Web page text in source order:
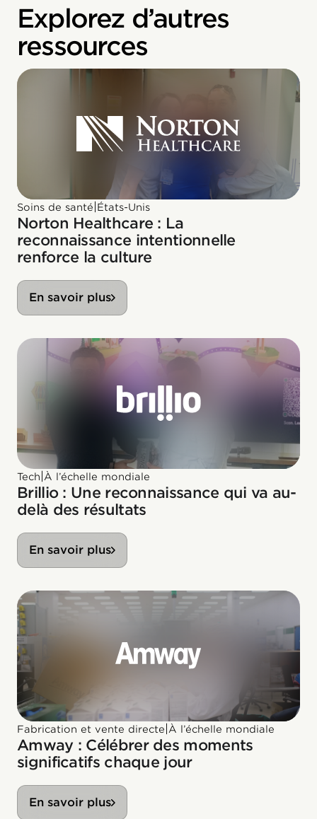
Explorez d’autres
ressources
Soins de santé États-Unis
Norton Healthcare : La
reconnaissance intentionnelle
renforce la culture
En savoir plus
Tech À l’échelle mondiale
Brillio : Une reconnaissance qui va au-
delà des résultats
En savoir plus
Fabrication et vente directe À l’échelle mondiale
Amway : Célébrer des moments
significatifs chaque jour
En savoir plus